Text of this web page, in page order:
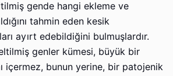
gende hangi ekleme ve
tahmin eden kesik
ayırt edebildiğini bulmuşlardır.
genler kümesi, büyük bir
içermez, bunun yerine, bir patojenik